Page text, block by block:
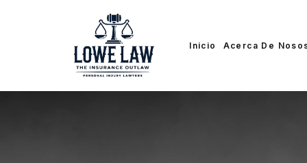
Inicio Acerca De